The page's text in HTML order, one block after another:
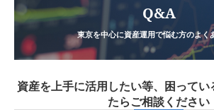
Q&A
東京を中心に資産運用で悩む方のよく
資産を上手に活用したい等、困ってい
たらご相談ください